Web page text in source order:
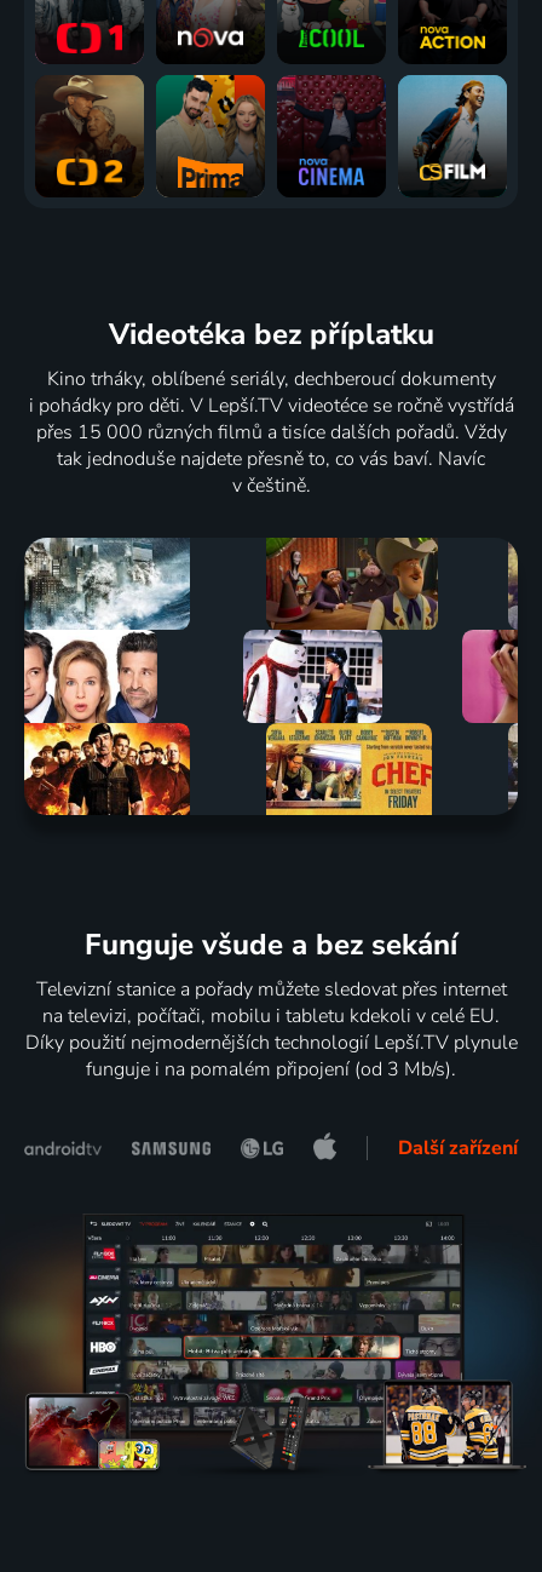
Videotéka bez příplatku
Kino trháky, oblíbené seriály, dechberoucí dokumenty
i pohádky pro děti. V Lepší.TV videotéce se ročně vystřídá
přes 15 000 různých filmů a tisíce dalších pořadů. Vždy
tak jednoduše najdete přesně to, co vás baví. Navíc
v češtině.
Funguje všude a bez sekání
Televizní stanice a pořady můžete sledovat přes internet
na televizi, počítači, mobilu i tabletu kdekoli v celé EU.
Díky použití nejmodernějších technologií Lepší.TV plynule
funguje i na pomalém připojení (od 3 Mb/s).
Další zařízení